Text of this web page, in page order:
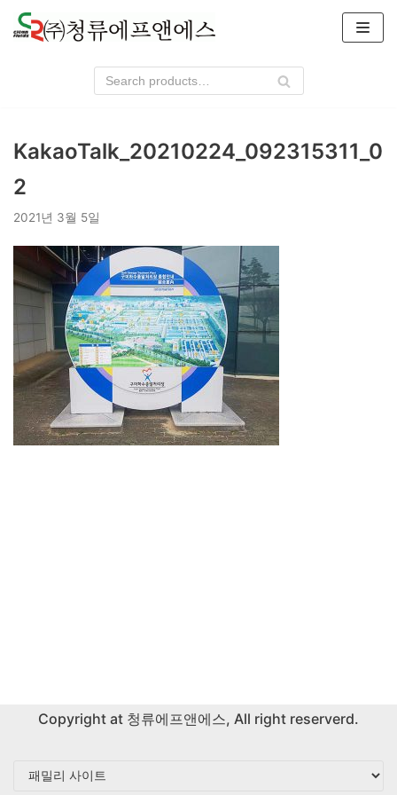
콘
텐
뛰
기
KakaoTalk_20210224_092315311_0
2
2021년 3월 5일
Copyright at 청류에프앤에스, All right reserverd.